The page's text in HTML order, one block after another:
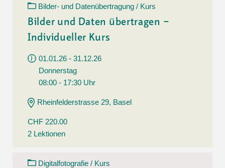
Bilder- und Datenübertragung / Kurs
Bilder und Daten übertragen –
Individueller Kurs
01.01.26 - 31.12.26
Donnerstag
08:00 - 17:30 Uhr
Rheinfelderstrasse 29, Basel
CHF 220.00
2 Lektionen
Digitalfotografie / Kurs